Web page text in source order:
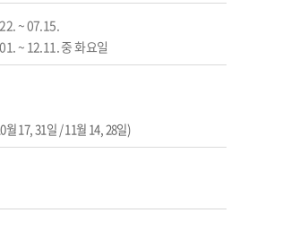
~ 07.15.
~ 12.11. 중 화요일
월 17, 31일 / 11월 14, 28일)